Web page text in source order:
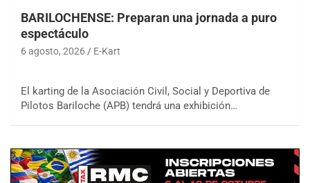
BARILOCHENSE: Preparan una jornada a puro
espectáculo
6 agosto, 2026 E-Kart
El karting de la Asociación Civil, Social y Deportiva de
Pilotos Bariloche (APB) tendrá una exhibición…